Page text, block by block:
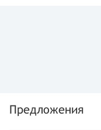
Предложения